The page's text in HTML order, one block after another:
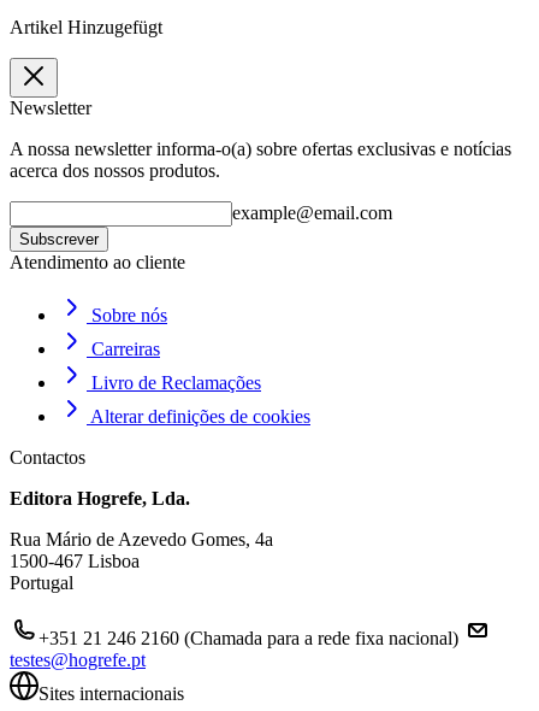
Artikel Hinzugefügt
Newsletter
A nossa newsletter informa-o(a) sobre ofertas exclusivas e notícias
acerca dos nossos produtos.
example@email.com
Subscrever
Atendimento ao cliente
Sobre nós
Carreiras
Livro de Reclamações
Alterar definições de cookies
Contactos
Editora Hogrefe, Lda.
Rua Mário de Azevedo Gomes, 4a
1500-467 Lisboa
Portugal
+351 21 246 2160 (Chamada para a rede fixa nacional)
testes@hogrefe.pt
Sites internacionais